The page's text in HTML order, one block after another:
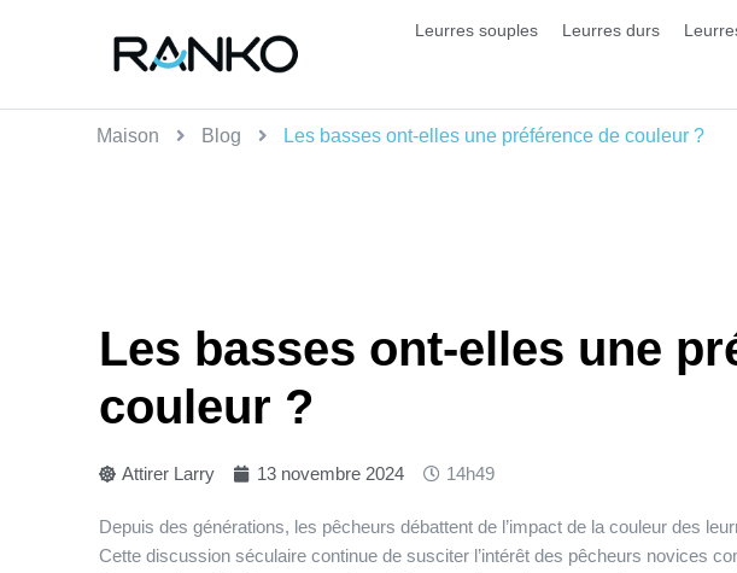
Leurres souples Leurres durs
Maison Blog Les basses ont-elles une préférence de couleur ?
Les basses ont-elles une
couleur ?
Attirer Larry 13 novembre 2024 14h49
Depuis des générations, les pêcheurs débattent de l’impact de la couleur des
Cette discussion séculaire continue de susciter l’intérêt des pêcheurs novices